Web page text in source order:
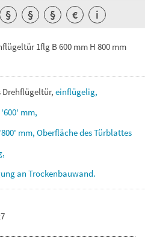
1flg B 600 mm H 800 mm
Drehflügeltür, einflügelig,
'600' mm,
'800' mm, OberflächedesTürblattes
an Trockenbauwand.
§ § § € i